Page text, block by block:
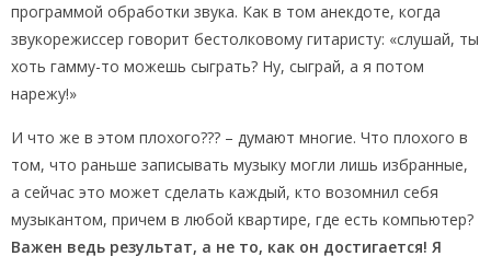
программой обработки звука. Как в том анекдоте, когда
звукорежиссер говорит бестолковому гитаристу: «слушай, ты
хоть гамму-то можешь сыграть? Ну, сыграй, а я потом
нарежу!»
И что же в этом плохого??? – думают многие. Что плохого в
том, что раньше записывать музыку могли лишь избранные,
а сейчас это может сделать каждый, кто возомнил себя
музыкантом, причем в любой квартире, где есть компьютер?
Важен ведь результат, а не то, как он достигается! Я